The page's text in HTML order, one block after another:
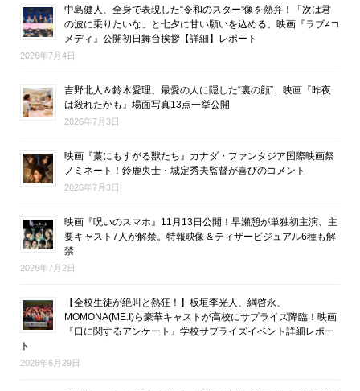
中島健人、全身で表現した“令和のスター”像を熱弁！「次は君
の波に乗りたいな」と七夕に甘い願いを込める。映画『ラブ≠コ
メディ』公開初日舞台挨拶【詳細】レポート
2026年7月4日
吉野北人＆鈴木愛理、最愛の人に隠した“裏の顔”…映画『昨夜
は殺れたかも』場面写真13点一挙公開
2026年7月3日
映画『藁にもすがる獣たち』カナダ・ファンタジア国際映画祭
ノミネート！鈴鹿央士・城定秀夫監督が喜びのコメント
2026年7月3日
映画『呪いのスマホ』11月13日公開！早瀬憩が単独初主演、主
要キャスト7人が解禁。特報映像＆ティザービジュアル6種も解
禁
2026年7月2日
【全校生徒が絶叫と熱狂！】板垣李光人、綱啓永、
MOMONA(ME:I)ら豪華キャストが高校にサプライズ降臨！映画
『口に関するアンケート』学校サプライズイベント詳細レポー
ト
2026年6月29日